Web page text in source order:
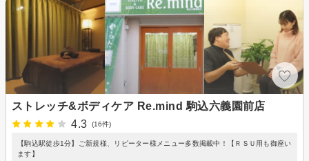
ストレッチ&ボディケア Re.mind 駒込六義園前店
4.3
(16件)
【駒込駅徒歩1分】ご新規様、リピーター様メニュー多数掲載中！【ＲＳＵ用も御座い
ます】